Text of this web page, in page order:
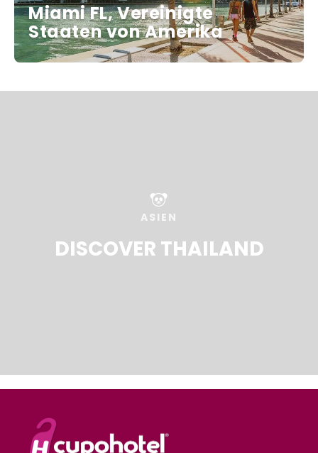
Miami FL, Vereinigte
Staaten von Amerika
ASIEN
DISCOVER THAILAND